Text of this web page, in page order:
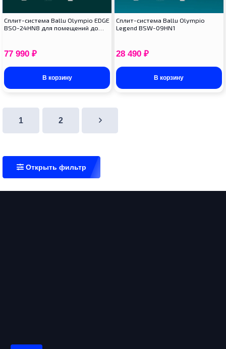
Сплит-система Ballu Olympio EDGE
BSO-24HN8 для помещений до…
77 990 ₽
В корзину
Cплит-система Ballu Olympio
Legend BSW-09HN1
28 490 ₽
В корзину
1 2
Открыть фильтр